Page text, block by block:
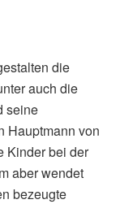
die
auch die
seine
Hauptmann von
Kinder bei der
aber wendet
bezeugte